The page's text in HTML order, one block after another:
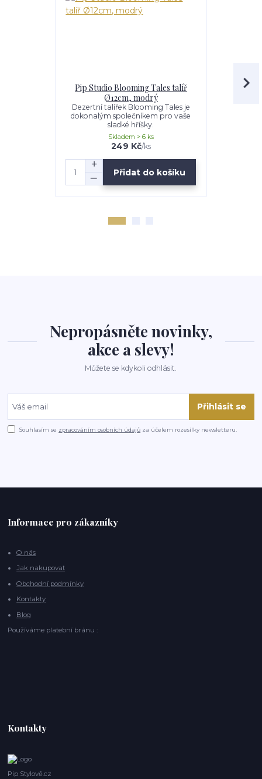
Pip Studio Blooming Tales talíř
Ø12cm, modrý
Dezertní talířek Blooming Tales je
dokonalým společníkem pro vaše
sladké hříšky.
249 Kč/ks
Skladem > 6 ks
Přidat do košíku
Pip
Nepropásněte novinky,
akce a slevy!
Můžete se kdykoli odhlásit.
Přihlásit se
Souhlasím se zpracováním osobních údajů za účelem rozesílky newsletteru.
Informace pro zákazníky
O nás
Jak nakupovat
Obchodní podmínky
Kontakty
Blog
Používáme platební bránu :
Kontakty
Pip Stylově.cz